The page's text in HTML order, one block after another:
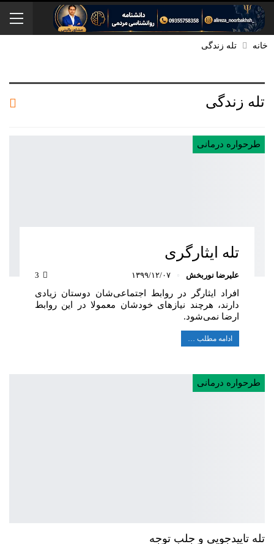
خانه تله زندگی
تله زندگی
طرحواره درمانی
تله ایثارگری
علیرضا نوربخش ۱۳۹۹/۱۲/۰۷
افراد ایثارگر در روابط اجتماعی‌شان دوستان زیادی
دارند، هرچند نیازهای خودشان معمولا در این روابط
ارضا نمی‌شود.
ادامه مطلب …
طرحواره درمانی
تله تاییدجویی و جلب توجه